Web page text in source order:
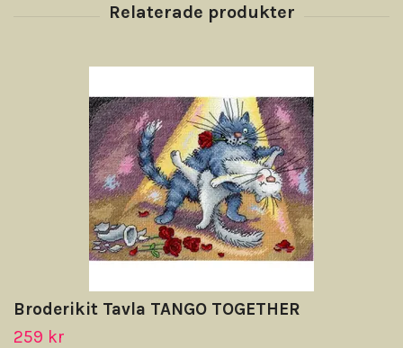
Broderikit Tavla TANGO TOGETHER
259 kr